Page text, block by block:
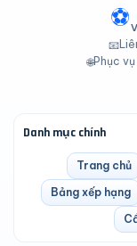
⚽
📧
🌐Phục
Danh mục chính
Trang chủ
Bảng xếp hạng